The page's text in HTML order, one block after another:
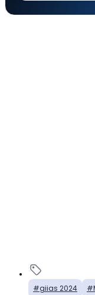
giias 2024